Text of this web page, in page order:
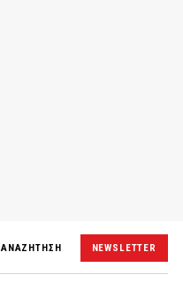
ΑΝΑΖΗΤΗΣΗ NEWSLETTER